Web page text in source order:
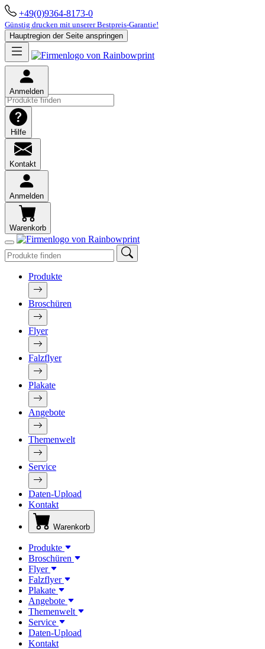
+49(0)9364-8173-0
Günstig drucken mit unserer Bestpreis-Garantie!
Hauptregion der Seite anspringen
Anmelden
Hilfe
Kontakt
Anmelden
Warenkorb
Produkte
Broschüren
Flyer
Falzflyer
Plakate
Angebote
Themenwelt
Service
Daten-Upload
Kontakt
Warenkorb
Produkte
Broschüren
Flyer
Falzflyer
Plakate
Angebote
Themenwelt
Service
Daten-Upload
Kontakt